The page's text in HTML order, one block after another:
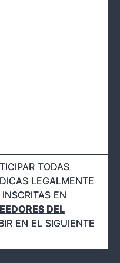
TODAS
LEGALMENTE
EN
DEL
EN EL SIGUIENTE